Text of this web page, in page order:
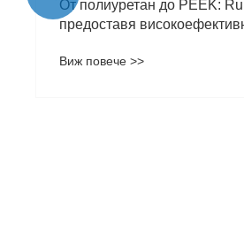
От полиуретан до PEEK:
предоставя
приложения
Виж повече >>